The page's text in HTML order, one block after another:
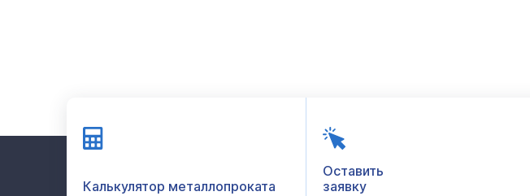
Калькулятор металлопроката
Оставить
заявку